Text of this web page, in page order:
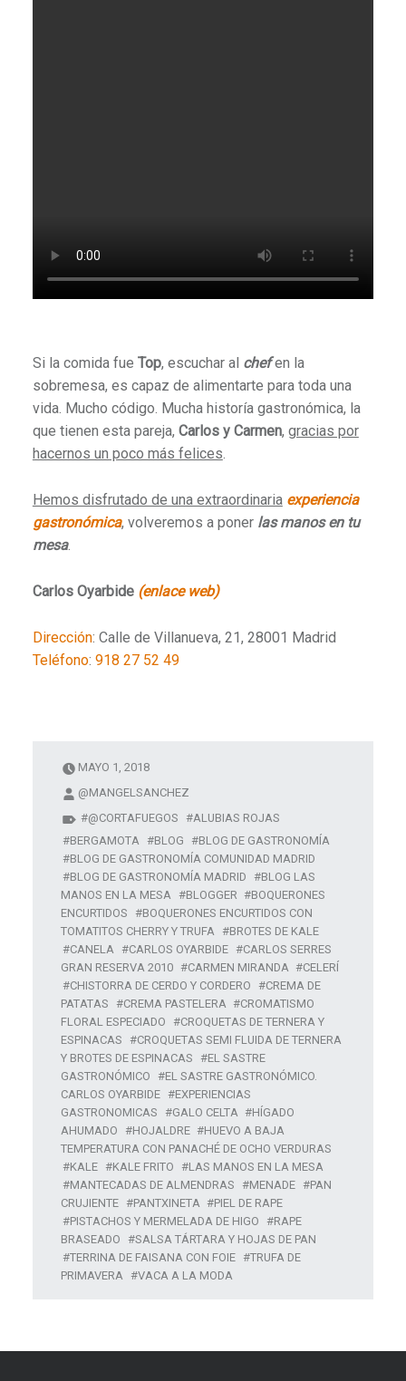
Si la comida fue Top, escuchar al chefen la
sobremesa, es capaz de alimentarte para toda una
vida. Mucho código. Mucha historía gastronómica, la
que tienen esta pareja, Carlos y Carmen, gracias por
hacernos un poco más felices.
Hemos disfrutado de una extraordinaria experiencia
gastronómica, volveremos a poner las manos en tu
mesa.
Carlos Oyarbide (enlace web)
Dirección: Calle de Villanueva, 21, 28001 Madrid
Teléfono: 918 27 52 49
MAYO 1, 2018
@MANGELSANCHEZ
@CORTAFUEGOS
ALUBIAS ROJAS
BERGAMOTA
BLOG
BLOG DE GASTRONOMÍA
BLOG DE GASTRONOMÍA COMUNIDAD MADRID
BLOG DE GASTRONOMÍA MADRID
BLOG LAS
MANOS EN LA MESA
BLOGGER
BOQUERONES
ENCURTIDOS
BOQUERONES ENCURTIDOS CON
TOMATITOS CHERRY Y TRUFA
BROTES DE KALE
CANELA
CARLOS OYARBIDE
CARLOS SERRES
GRAN RESERVA 2010
CARMEN MIRANDA
CELERÍ
CHISTORRA DE CERDO Y CORDERO
CREMA DE
PATATAS
CREMA PASTELERA
CROMATISMO
FLORAL ESPECIADO
CROQUETAS DE TERNERA Y
ESPINACAS
CROQUETAS SEMI FLUIDA DE TERNERA
Y BROTES DE ESPINACAS
EL SASTRE
GASTRONÓMICO
EL SASTRE GASTRONÓMICO.
CARLOS OYARBIDE
EXPERIENCIAS
GASTRONOMICAS
GALO CELTA
HÍGADO
AHUMADO
HOJALDRE
HUEVO A BAJA
TEMPERATURA CON PANACHÉ DE OCHO VERDURAS
KALE
KALE FRITO
LAS MANOS EN LA MESA
MANTECADAS DE ALMENDRAS
MENADE
PAN
CRUJIENTE
PANTXINETA
PIEL DE RAPE
PISTACHOS Y MERMELADA DE HIGO
RAPE
BRASEADO
SALSA TÁRTARA Y HOJAS DE PAN
TERRINA DE FAISANA CON FOIE
TRUFA DE
PRIMAVERA
VACA A LA MODA